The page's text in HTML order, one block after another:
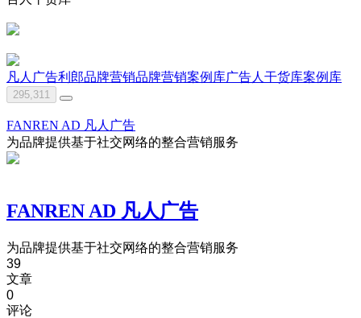
凡人广告利郎品牌营销品牌营销案例库广告人干货库案例库
295,311
FANREN AD 凡人广告
为品牌提供基于社交网络的整合营销服务
FANREN AD 凡人广告
为品牌提供基于社交网络的整合营销服务
39
文章
0
评论